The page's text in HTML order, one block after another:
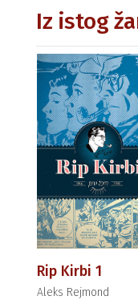
Iz istog
Rip Kirbi 1
Aleks Rejmond